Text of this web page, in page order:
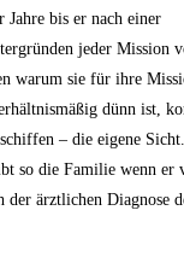
bis er nach einer
jeder Mission
warum sie für ihre
dünn ist,
– die eigene
so die Familie wenn er
ärztlichen Diagnose